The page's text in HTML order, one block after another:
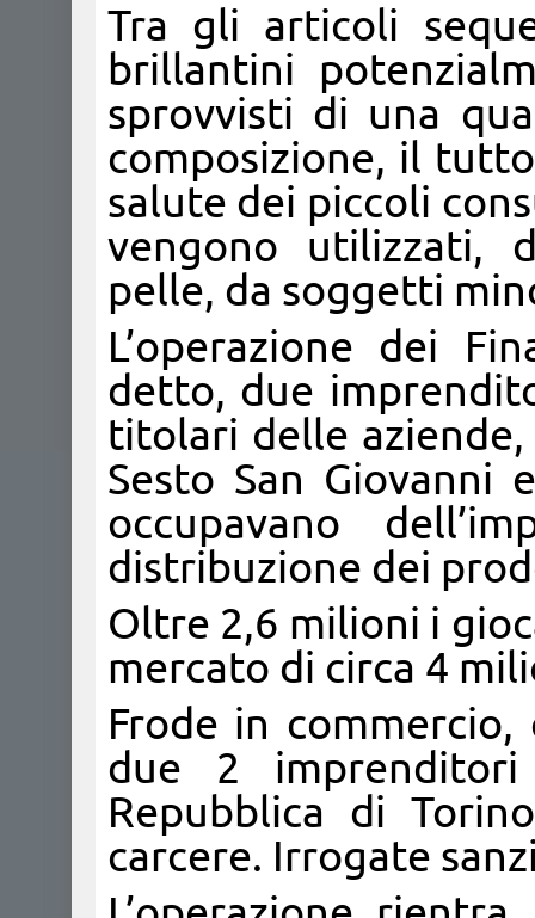
Tra gli articoli
brillantini
sprovvisti di una
composizione, il
salute dei piccoli
vengono utilizzati,
pelle, da soggetti
L’operazione dei
detto, due
titolari delle
Sesto San Giovanni
occupavano
distribuzione dei
Oltre 2,6 milioni i
mercato di circa 4
Frode in
due 2
Repubblica di
carcere. Irrogate